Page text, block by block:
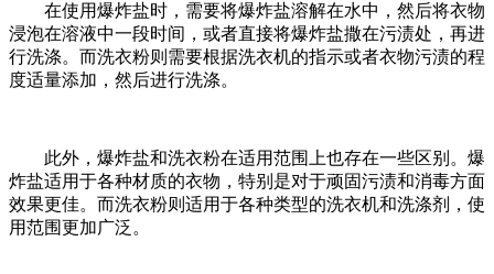
在使用爆炸盐时，需要将爆炸盐溶解在水中，然后将衣物
浸泡在溶液中一段时间，或者直接将爆炸盐撒在污渍处，再进
行洗涤。而洗衣粉则需要根据洗衣机的指示或者衣物污渍的程
度适量添加，然后进行洗涤。
此外，爆炸盐和洗衣粉在适用范围上也存在一些区别。爆
炸盐适用于各种材质的衣物，特别是对于顽固污渍和消毒方面
效果更佳。而洗衣粉则适用于各种类型的洗衣机和洗涤剂，使
用范围更加广泛。